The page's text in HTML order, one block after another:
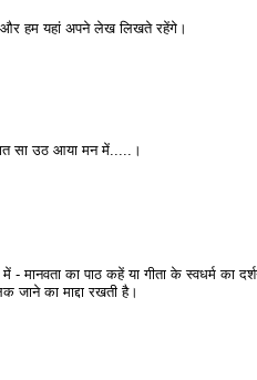
और हम यहां अपने लेख लिखते रहेंगे।
सा उठ आया मन में.....।
- मानवता का पाठ कहें या गीता के स्वधर्म का
का माद्दा रखती है।